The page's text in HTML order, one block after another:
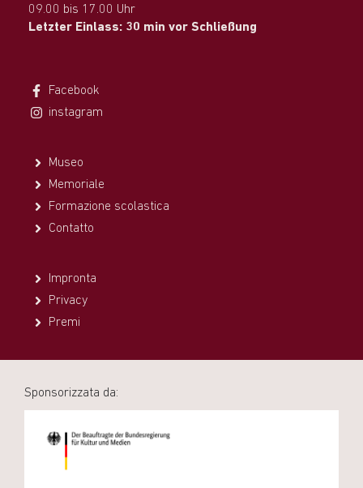
09.00 bis 17.00 Uhr
Letzter Einlass: 30 min vor Schließung
Facebook
instagram
Museo
Memoriale
Formazione scolastica
Contatto
Impronta
Privacy
Premi
Sponsorizzata da: